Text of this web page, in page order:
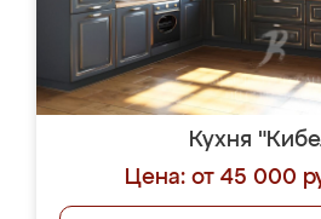
Кухня
Цена: от 45 000